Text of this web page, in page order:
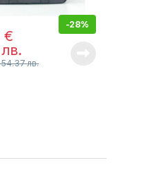
-28%
€
лв.
54.37лв.